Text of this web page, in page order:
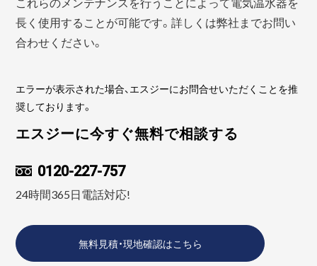
長く使用することが可能です。詳しくは弊社までお問い
合わせください。
エラーが表示された場合、エスジーにお問合せいただくことを推
奨しております。
エスジーに今すぐ無料で相談する
0120-227-757
24時間365日電話対応!
無料見積・現地確認はこちら